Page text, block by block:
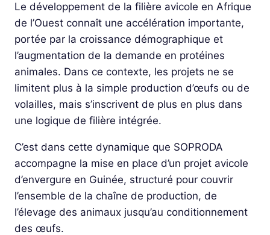
Le développement de la filière avicole en Afrique
de l’Ouest connaît une accélération importante,
portée par la croissance démographique et
l’augmentation de la demande en protéines
animales. Dans ce contexte, les projets ne se
limitent plus à la simple production d’œufs ou de
volailles, mais s’inscrivent de plus en plus dans
une logique de filière intégrée.
C’est dans cette dynamique que SOPRODA
accompagne la mise en place d’un projet avicole
d’envergure en Guinée, structuré pour couvrir
l’ensemble de la chaîne de production, de
l’élevage des animaux jusqu’au conditionnement
des œufs.